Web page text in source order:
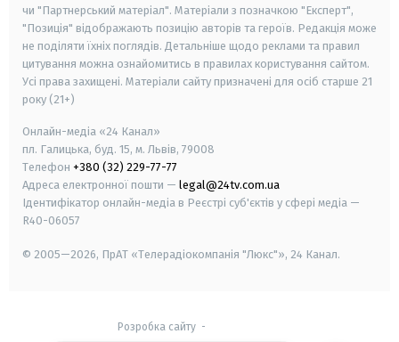
чи "Партнерський матеріал". Матеріали з позначкою "Експерт",
"Позиція" відображають позицію авторів та героїв. Редакція може
не поділяти їхніх поглядів. Детальніше щодо реклами та правил
цитування можна ознайомитись в правилах користування сайтом.
Усі права захищені. Матеріали сайту призначені для осіб старше 21
року (21+)
Онлайн-медіа «24 Канал»
пл. Галицька, буд. 15, м. Львів, 79008
Телефон +380 (32) 229-77-77
Адреса електронної пошти — legal@24tv.com.ua
Ідентифікатор онлайн-медіа в Реєстрі суб'єктів у сфері медіа —
R40-06057
© 2005—2026, ПрАТ «Телерадіокомпанія "Люкс"», 24 Канал.
Розробка сайту-